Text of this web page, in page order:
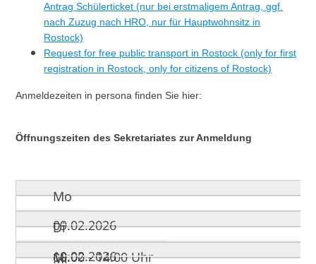
Antrag Schülerticket (nur bei erstmaligem Antrag, ggf.
nach Zuzug nach HRO, nur für Hauptwohnsitz in
Rostock)
Request for free public transport in Rostock (only for first
registration in Rostock, only for citizens of Rostock)
Anmeldezeiten in persona finden Sie hier:
Öffnungszeiten des Sekretariates zur Anmeldung
Mo
09.02.2026
08:00 - 14:00 Uhr
Di
10.02.2026
Mi